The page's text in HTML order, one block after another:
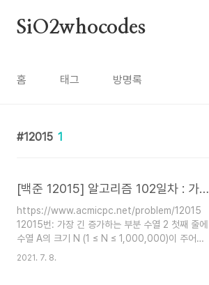
SiO2whocodes
홈 태그 방명록
12015 1
[백준 12015] 알고리즘 102일차 : 가장 긴 증가하는 부분 수열 2
https://www.acmicpc.net/problem/12015
12015번: 가장 긴 증가하는 부분 수열 2 첫째 줄에
수열 A의 크기 N (1 ≤ N ≤ 1,000,000)이 주어진
다. 둘째 줄에는 수열 A를 이루고 있는 Ai가 주어진
2021. 7. 8.